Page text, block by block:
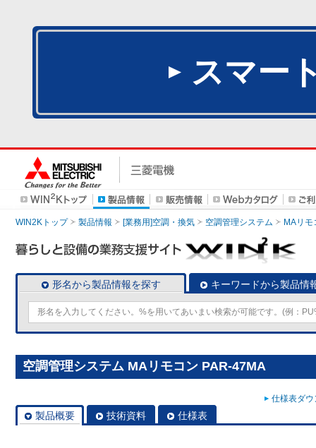
スマー
WIN2Kトップ 製品情報 [業務用]空調・換気 空調管理システム MAリモ
形名から製品情報を探す キーワードから製品情
空調管理システム MAリモコン PAR-47MA
仕様表ダ
製品概要 技術資料 仕様表